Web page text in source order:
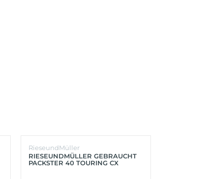
RieseundMüller
RIESEUNDMÜLLER GEBRAUCHT
PACKSTER 40 TOURING CX